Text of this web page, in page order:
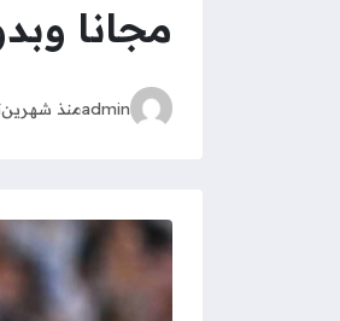
مجانا
adminمنذ شهرين